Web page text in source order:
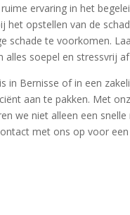
ervaring in het
het opstellen van de
schade te voorkomen.​
soepel en stressvrij
in Bernisse of in een
aan te pakken.​ Met
we niet alleen een
met ons op voor